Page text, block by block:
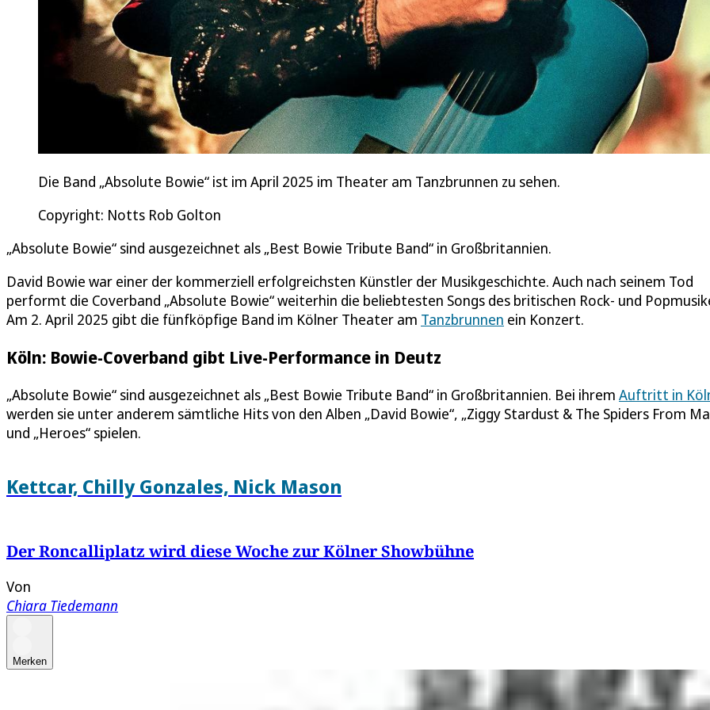
Die Band „Absolute Bowie“ ist im April 2025 im Theater am Tanzbrunnen zu sehen.
Copyright: Notts Rob Golton
„Absolute Bowie“ sind ausgezeichnet als „Best Bowie Tribute Band“ in Großbritannien.
David Bowie war einer der kommerziell erfolgreichsten Künstler der Musikgeschichte. Auch nach seinem Tod
performt die Coverband „Absolute Bowie“ weiterhin die beliebtesten Songs des britischen Rock- und
Am 2. April 2025 gibt die fünfköpfige Band im Kölner Theater am Tanzbrunnen ein Konzert.
Köln: Bowie-Coverband gibt Live-Performance in Deutz
„Absolute Bowie“ sind ausgezeichnet als „Best Bowie Tribute Band“ in Großbritannien. Bei ihrem Auftritt in
werden sie unter anderem sämtliche Hits von den Alben „David Bowie“, „Ziggy Stardust & The Spiders From
und „Heroes“ spielen.
Kettcar, Chilly Gonzales, Nick Mason
Der Roncalliplatz wird diese Woche zur Kölner Showbühne
Von
Chiara Tiedemann
Merken